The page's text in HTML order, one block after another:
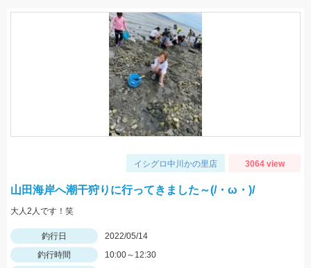
イシグロ中川かの里店 3064 view
山田海岸へ潮干狩りに行ってきました～(/・ω・)/
大人2人です！笑
釣行日
2022/05/14
釣行時間
10:00～12:30